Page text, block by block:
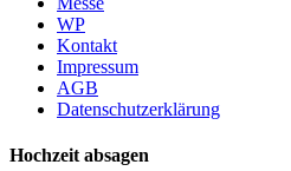
WP
Kontakt
Impressum
AGB
Datenschutzerklärung
Hochzeit absagen